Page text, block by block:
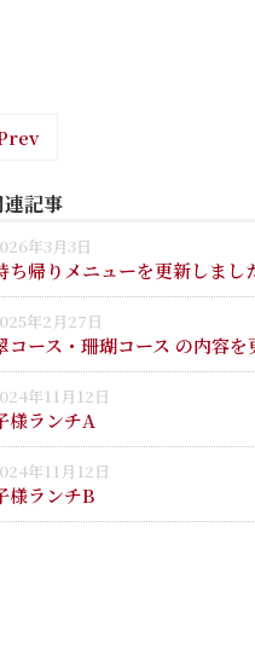
連記事
年3月3日
ち帰りメニューを更新しまし
年2月27日
コース・珊瑚コース の内容を
年11月12日
様ランチA
年11月12日
様ランチB